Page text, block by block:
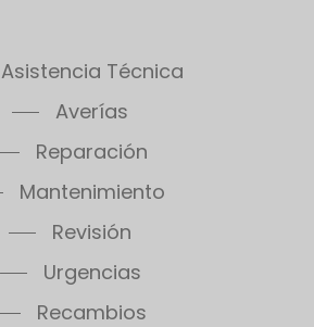
Asistencia Técnica
Averías
Reparación
Mantenimiento
Revisión
Urgencias
Recambios